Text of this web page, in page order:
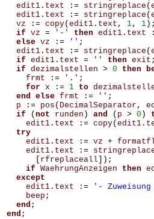
edit1 . text := stringreplace (
edit1 . text := stringreplace (
vz
:= copy( edit1 . text , 1, 1 );
if vz = '-' then edit1 . text
else vz := '' ;
edit1 . text := stringreplace (
if edit1 . text = '' then exit ;
if dezimalstellen > 0 then
frmt
:= '.' ;
for x := 1 to
end else frmt := '' ;
p
:= pos ( DecimalSeparator ,
if
( not runden ) and ( p > 0 )
edit1 . text := copy( edit1 .
try
edit1 . text := vz +
edit1 . text :=
rfreplaceall ]);
if WaehrungAnzeigen then
except
edit1 . text := '-
beep ;
end ;
end ;